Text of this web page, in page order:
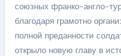
союзных франко-англо-
благодаря грамотно
полной преданности
открыло новую главу в